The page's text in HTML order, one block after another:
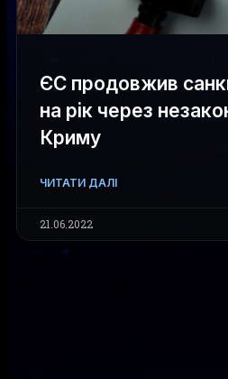
ЄС продовжив
на рік через
Криму
ЧИТАТИ ДАЛІ
21.06.2022